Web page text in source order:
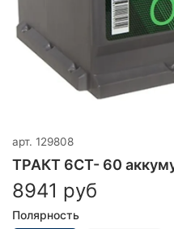
арт. 129808
ТРАКТ 6CT- 60
8941 руб
Полярность